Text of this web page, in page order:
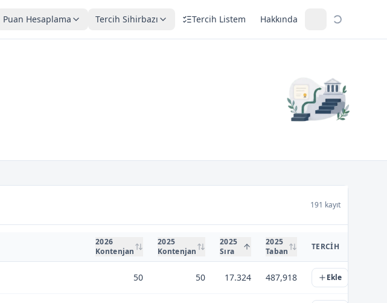
Puan Hesaplama Tercih Sihirbazı Tercih Listem Hakkında
191 kayıt
2026
Kontenjan
2025
Kontenjan
2025
Sıra
2025
Taban
TERCIH
50 50 17.324 487,918 Ekle